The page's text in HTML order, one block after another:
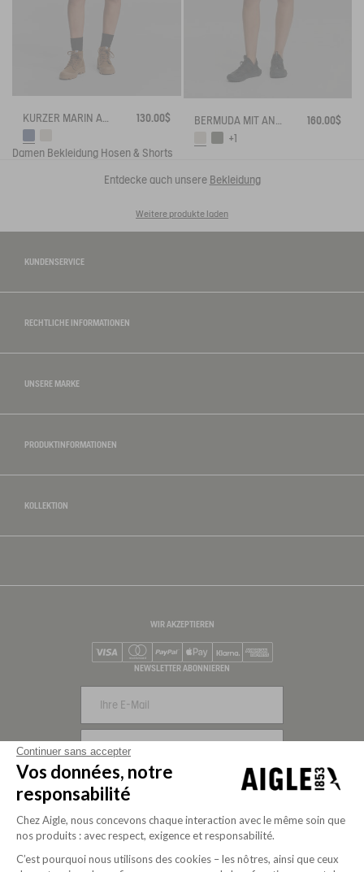
KURZER MARIN AUS LEICHTEM TWILL MIT VERSTELLBARER TAILLE 130.00$ BERMUDA MIT ANTI-UV-TECHNOLOGIE DRY FAST TEXTILE®
160.00$
+1
Damen Bekleidung Hosen & Shorts
Entdecke auch unsere Bekleidung
Weitere produkte laden
KUNDENSERVICE
RECHTLICHE INFORMATIONEN
UNSERE MARKE
PRODUKTINFORMATIONEN
KOLLEKTION
WIR AKZEPTIEREN
Mastercard
PayPalApple PayKlarna
NEWSLETTER ABONNIEREN
Continuer sans accepter
Vos données, notre
responsabilité
Chez Aigle, nous concevons chaque interaction avec le même soin que
nos produits : avec respect, exigence et responsabilité.
C’est pourquoi nous utilisons des cookies – les nôtres, ainsi que ceux